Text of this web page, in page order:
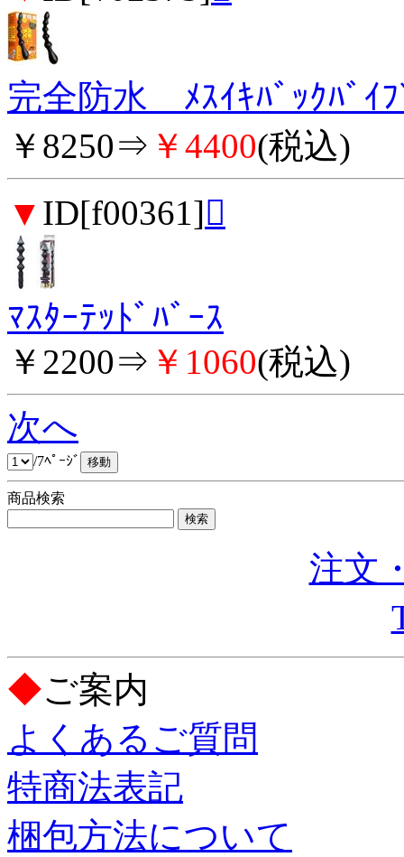
完全防水 ﾒｽｲｷﾊﾞｯｸﾊﾞｲ
￥8250⇒ ￥4400(税込)
▼ ID[f00361]
ﾏｽﾀｰﾃｯﾄﾞﾊﾞｰｽ
￥2200⇒ ￥1060(税込)
次へ
/7ﾍﾟｰｼﾞ
商品検索
注文
◆ご案内
よくあるご質問
特商法表記
梱包方法について